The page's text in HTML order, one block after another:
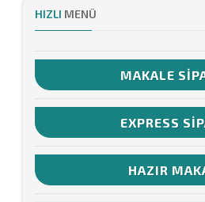
HIZLI MENÜ
MAKALE
EXPRESS
HAZIR